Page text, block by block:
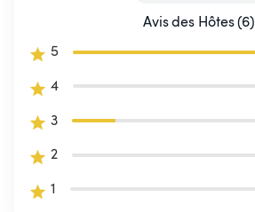
Avis des Hôtes (6)
5
4
3
2
1